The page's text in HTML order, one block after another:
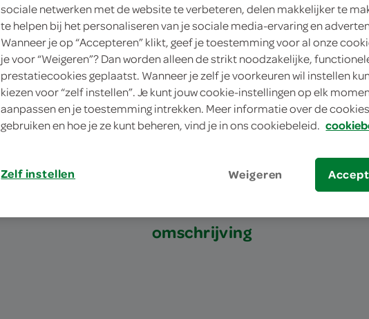
Let op: aanbiedingen zijn niet zichtbaar
verwerkt in de winkelmand.
omschrijving
sociale netwerken met de website te verbeteren, delen makkelijker te
te helpen bij het personaliseren van je sociale media-ervaring en
Wanneer je op “Accepteren” klikt, geef je toestemming voor al onze
je voor “Weigeren”? Dan worden alleen de strikt noodzakelijke,
prestatiecookies geplaatst. Wanneer je zelf je voorkeuren wil instellen
kiezen voor “zelf instellen”. Je kunt jouw cookie-instellingen op elk
aanpassen en je toestemming intrekken. Meer informatie over de
gebruiken en hoe je ze kunt beheren, vind je in ons cookiebeleid.
Zelf instellen Weigeren